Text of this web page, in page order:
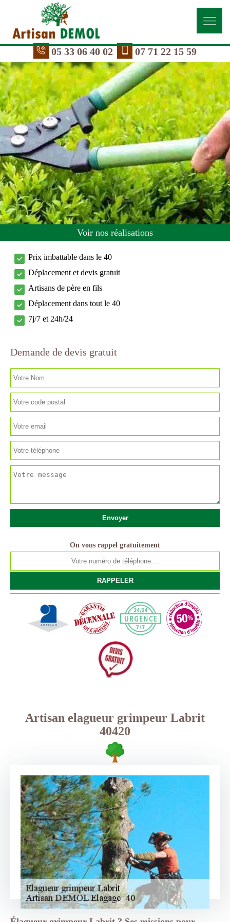
05 33 06 40 02 07 71 22 15 59
Voir nos réalisations
Prix imbattable dans le 40
Déplacement et devis gratuit
Artisans de père en fils
Déplacement dans tout le 40
7j/7 et 24h/24
Demande de devis gratuit
On vous rappel gratuitement
Artisan elagueur grimpeur Labrit
40420